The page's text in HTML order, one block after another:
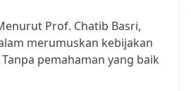
Prof. Chatib Basri,
merumuskan kebijakan
pemahaman yang baik